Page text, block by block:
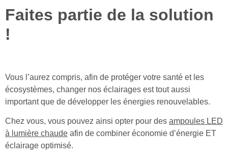
Faites partie de la solution
!
Vous l’aurez compris, afin de protéger votre santé et les
écosystèmes, changer nos éclairages est tout aussi
important que de développer les énergies renouvelables.
Chez vous, vous pouvez ainsi opter pour des ampoules LED
à lumière chaude afin de combiner économie d’énergie ET
éclairage optimisé.